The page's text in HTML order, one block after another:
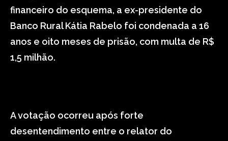
financeiro do esquema, a ex-presidente do
Banco Rural Kátia Rabelo foi condenada a 16
anos e oito meses de prisão, com multa de R$
1,5 milhão.
A votação ocorreu após forte
desentendimento entre o relator do